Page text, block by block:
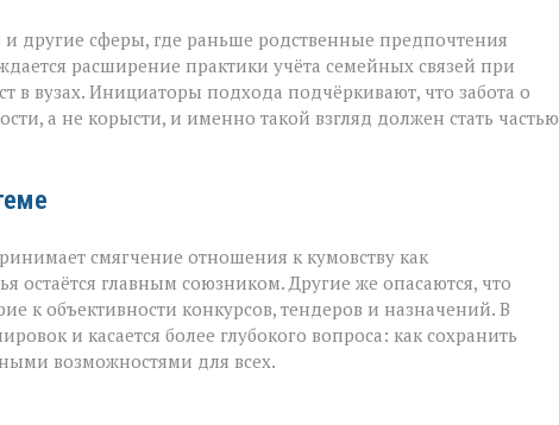
другие сферы, где раньше родственные предпочтения
расширение практики учёта семейных связей при
вузах. Инициаторы подхода подчёркивают, что забота о
а не корысти, и именно такой взгляд должен стать частью
смягчение отношения к кумовству как
остаётся главным союзником. Другие же опасаются, что
к объективности конкурсов, тендеров и назначений. В
и касается более глубокого вопроса: как сохранить
возможностями для всех.